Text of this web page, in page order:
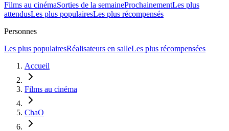
Films au cinémaSorties de la semaineProchainementLes plus
attendusLes plus populairesLes plus récompensés
Personnes
Les plus populairesRéalisateurs en salleLes plus récompensées
Accueil
Films au cinéma
ChaO